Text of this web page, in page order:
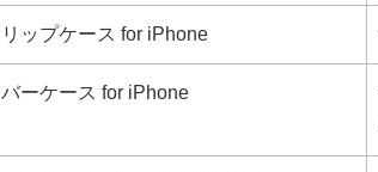
ップケース for iPhone
ーケース for iPhone